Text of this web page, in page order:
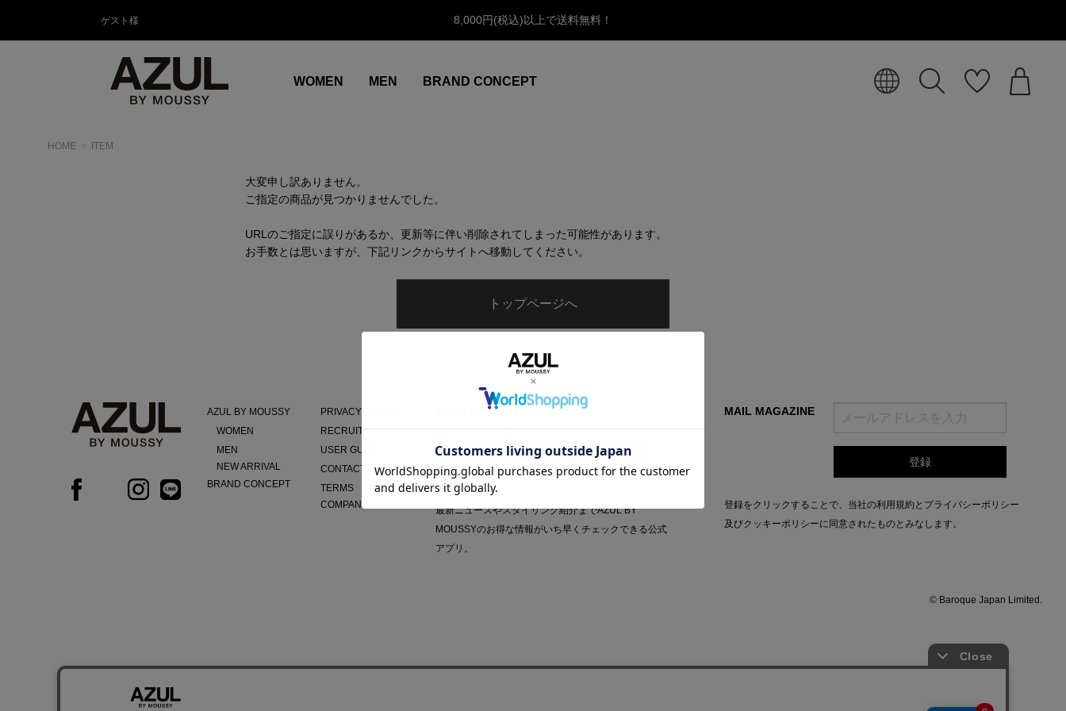
ゲスト様 8,000円(税込)以上で送料無料！
WOMEN MEN BRAND CONCEPT
HOME ITEM
大変申し訳ありません。
ご指定の商品が見つかりませんでした。
URLのご指定に誤りがあるか、更新等に伴い削除されてしまった可能性があります。
お手数とは思いますが、下記リンクからサイトへ移動してください。
トップページへ
AZUL BY MOUSSY
WOMEN
MEN
NEW ARRIVAL
BRAND CONCEPT
PRIVACY POLICY
RECRUIT
USER GUIDE
CONTACT
TERMS
COMPANY
AZUL APP
最新ニュースやスタイリング紹介までAZUL BY
MOUSSYのお得な情報がいち早くチェックできる公式
アプリ。
MAIL MAGAZINE
登録をクリックすることで、当社の利用規約 と プライバシーポリシー
及びクッキーポリシーに同意されたものとみなします。
© Baroque Japan Limited.